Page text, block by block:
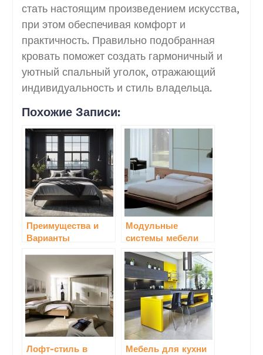
стать настоящим произведением искусства,
при этом обеспечивая комфорт и
практичность. Правильно подобранная
кровать поможет создать гармоничный и
уютный спальный уголок, отражающий
индивидуальность и стиль владельца.
Похожие Записи:
Преимущества и
Варианты
Металлических
Кроватей
Модульные
системы мебели
для спальни:
идеальный выбор
для стильного
дизайна интерьера
Лофт-стиль в
Мебель для кухни